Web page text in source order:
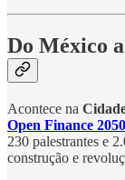
Do México
Acontece na
Open Finance 2050
230 palestrantes e
construção e